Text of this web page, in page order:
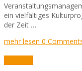
ein vielfältiges
der Zeit …
mehr lesen 0